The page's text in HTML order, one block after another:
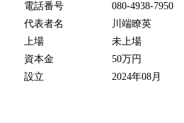
電話番号
080-4938-7950
代表者名
川端瞭英
上場
未上場
資本金
50万円
設立
2024年08月